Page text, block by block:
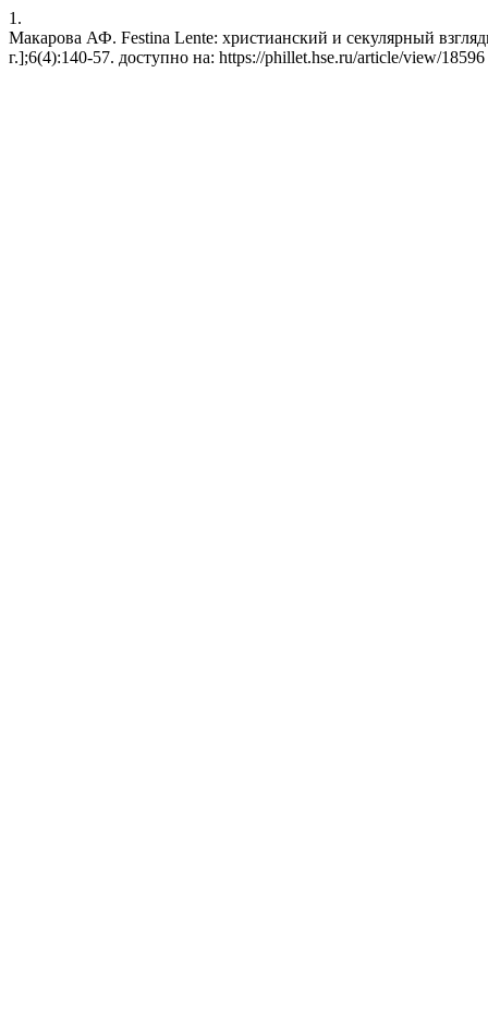
1.
Макарова АФ. Festina Lente: христианский и секулярный
г.];6(4):140-57. доступно на: https://phillet.hse.ru/article/view/18596